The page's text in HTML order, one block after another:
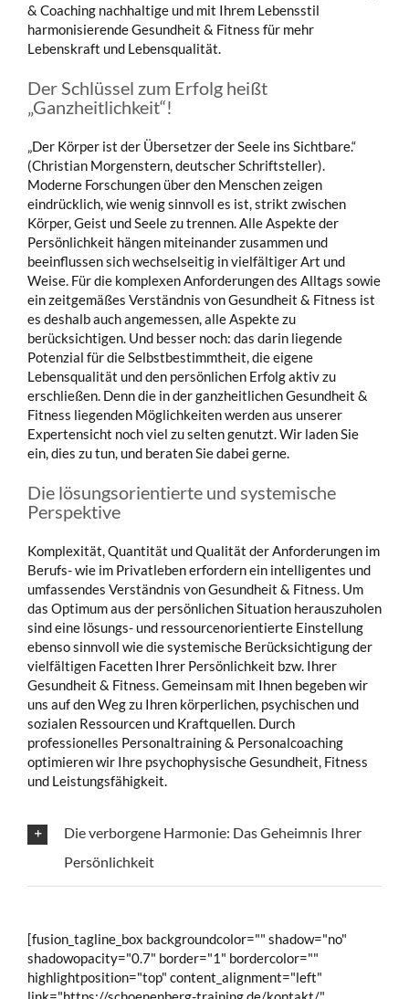
& Coaching nachhaltige und mit Ihrem Lebensstil
harmonisierende Gesundheit & Fitness für mehr
Lebenskraft und Lebensqualität.
Der Schlüssel zum Erfolg heißt
„Ganzheitlichkeit“!
„Der Körper ist der Übersetzer der Seele ins Sichtbare.“
(Christian Morgenstern, deutscher Schriftsteller).
Moderne Forschungen über den Menschen zeigen
eindrücklich, wie wenig sinnvoll es ist, strikt zwischen
Körper, Geist und Seele zu trennen. Alle Aspekte der
Persönlichkeit hängen miteinander zusammen und
beeinflussen sich wechselseitig in vielfältiger Art und
Weise. Für die komplexen Anforderungen des Alltags sowie
ein zeitgemäßes Verständnis von Gesundheit & Fitness ist
es deshalb auch angemessen, alle Aspekte zu
berücksichtigen. Und besser noch: das darin liegende
Potenzial für die Selbstbestimmtheit, die eigene
Lebensqualität und den persönlichen Erfolg aktiv zu
erschließen. Denn die in der ganzheitlichen Gesundheit &
Fitness liegenden Möglichkeiten werden aus unserer
Expertensicht noch viel zu selten genutzt. Wir laden Sie
ein, dies zu tun, und beraten Sie dabei gerne.
Die lösungsorientierte und systemische
Perspektive
Komplexität, Quantität und Qualität der Anforderungen im
Berufs- wie im Privatleben erfordern ein intelligentes und
umfassendes Verständnis von Gesundheit & Fitness. Um
das Optimum aus der persönlichen Situation herauszuholen
sind eine lösungs- und ressourcenorientierte Einstellung
ebenso sinnvoll wie die systemische Berücksichtigung der
vielfältigen Facetten Ihrer Persönlichkeit bzw. Ihrer
Gesundheit & Fitness. Gemeinsam mit Ihnen begeben wir
uns auf den Weg zu Ihren körperlichen, psychischen und
sozialen Ressourcen und Kraftquellen. Durch
professionelles Personaltraining & Personalcoaching
optimieren wir Ihre psychophysische Gesundheit, Fitness
und Leistungsfähigkeit.
Die verborgene Harmonie: Das Geheimnis Ihrer
Persönlichkeit
[fusion_tagline_box backgroundcolor="" shadow="no"
shadowopacity="0.7" border="1" bordercolor=""
highlightposition="top" content_alignment="left"